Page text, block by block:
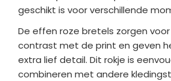
geschikt is voor verschillende
De effen roze bretels zorgen
contrast met de print en geven
extra lief detail. Dit rokje is
combineren met andere